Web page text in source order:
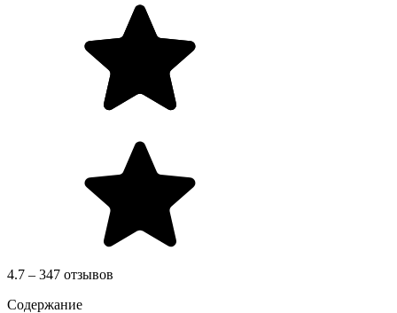
4.7 – 347 отзывов
Содержание